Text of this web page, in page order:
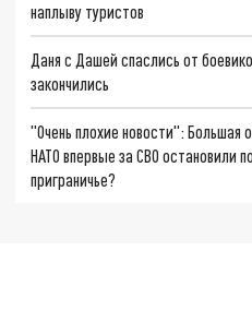
наплыву туристов
Даня с Дашей спаслись от
закончились
"Очень плохие новости": Большая
НАТО впервые за СВО остановили
приграничье?